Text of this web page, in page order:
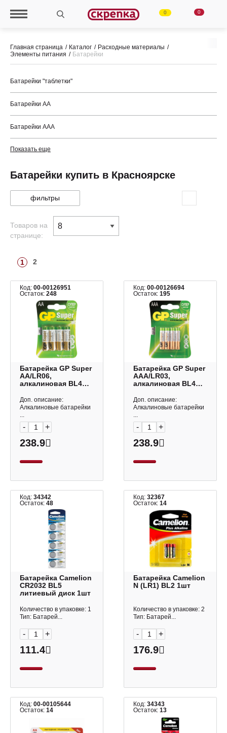
0 0
Главная страница Каталог
Расходные материалы
Элементы питания
Батарейки
Батарейки купить в Красноярске
Батарейки "таблетки"
Батарейки АА
Батарейки ААА
Показать еще
фильтры
Товаров на
странице:
1 2
Код: 00-00126951
Остаток: 248
Батарейка GP Super
AA/LR06,
алкалиновая BL4
Доп. описание:
Алкалиновые батарейки
...
- +
238.9
Код:00-00126694
Остаток:195
Батарейка GP Super
AAA/LR03,
алкалиновая BL4
Доп. описание:
Алкалиновые батарейки
...
- +
238.9
Код: 34342
Остаток: 48
Батарейка Camelion
CR2032 BL5
литиевый диск 1шт
Количество в упаковке: 1
Тип: Батарей...
- +
111.4
Код:32367
Остаток:14
Батарейка Camelion
N (LR1) BL2 1шт
Количество в упаковке: 2
Тип: Батарей...
- +
176.9
Код: 00-00105644
Остаток: 14
Код:34343
Остаток:13